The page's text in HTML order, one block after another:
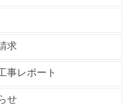
求
事レポート
せ